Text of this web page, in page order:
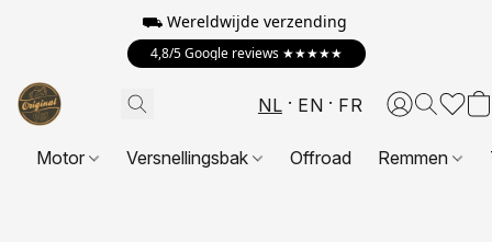
⛟ Wereldwijde verzending
4,8/5 Google reviews ★★★★★
NL EN FR
Motor Versnellingsbak Offroad Remmen